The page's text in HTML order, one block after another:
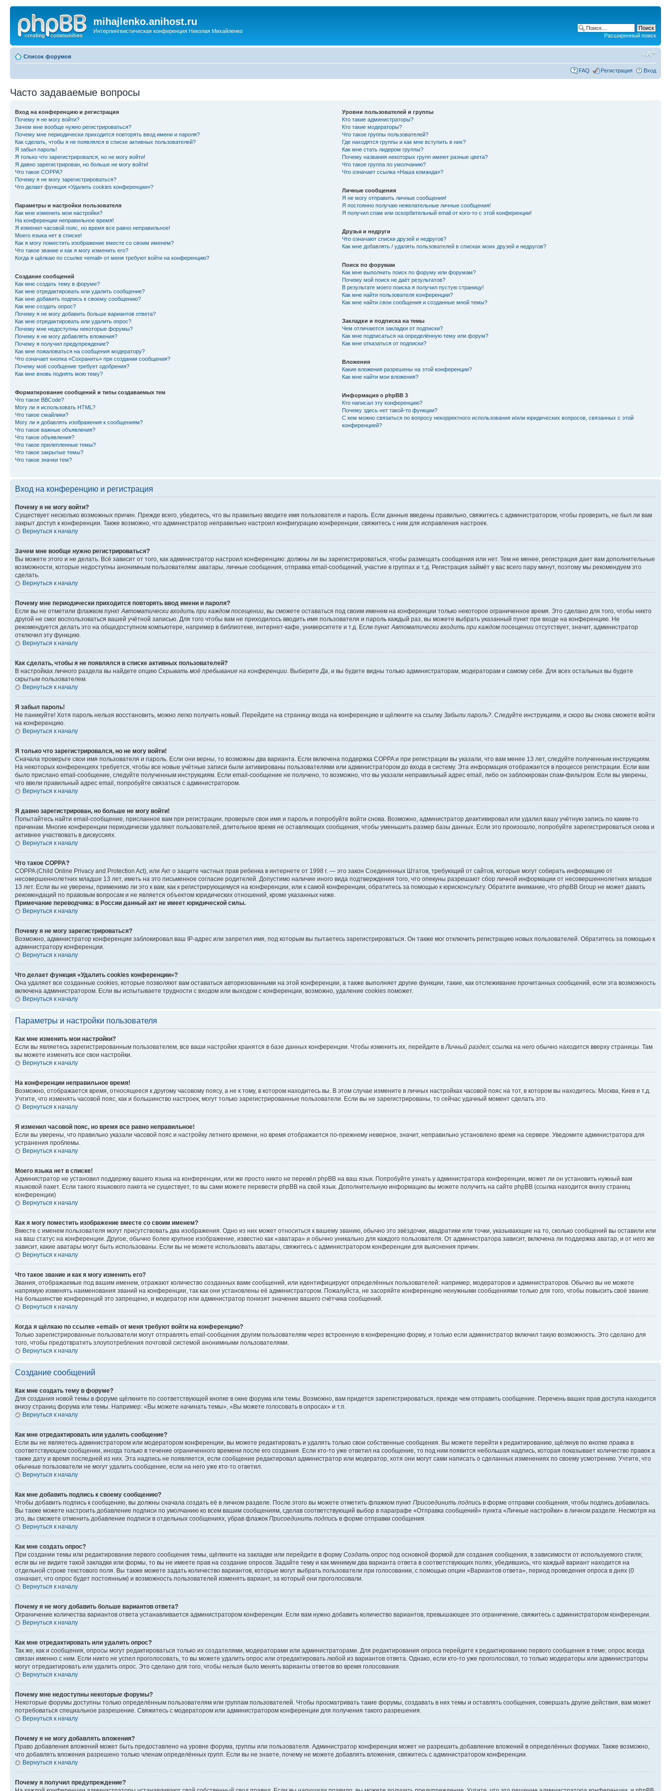
mihajlenko.anihost.ru
Интерлингвистическая конференция Николая Михайленко
Расширенный поиск
Список форумов
FAQ Регистрация Вход
Часто задаваемые вопросы
Вход на конференцию и регистрация
Почему я не могу войти?
Зачем мне вообще нужно регистрироваться?
Почему мне периодически приходится повторять ввод имени и пароля?
Как сделать, чтобы я не появлялся в списке активных пользователей?
Я забыл пароль!
Я только что зарегистрировался, но не могу войти!
Я давно зарегистрирован, но больше не могу войти!
Что такое COPPA?
Почему я не могу зарегистрироваться?
Что делает функция «Удалить cookies конференции»?
Параметры и настройки пользователя
Как мне изменить мои настройки?
На конференции неправильное время!
Я изменил часовой пояс, но время все равно неправильное!
Моего языка нет в списке!
Как я могу поместить изображение вместе со своим именем?
Что такое звание и как я могу изменить его?
Когда я щёлкаю по ссылке «email» от меня требуют войти на конференцию?
Создание сообщений
Как мне создать тему в форуме?
Как мне отредактировать или удалить сообщение?
Как мне добавить подпись к своему сообщению?
Как мне создать опрос?
Почему я не могу добавить больше вариантов ответа?
Как мне отредактировать или удалить опрос?
Почему мне недоступны некоторые форумы?
Почему я не могу добавлять вложения?
Почему я получил предупреждение?
Как мне пожаловаться на сообщения модератору?
Что означает кнопка «Сохранить» при создании сообщения?
Почему моё сообщение требует одобрения?
Как мне вновь поднять мою тему?
Форматирование сообщений и типы создаваемых тем
Что такое BBCode?
Могу ли я использовать HTML?
Что такое смайлики?
Могу ли я добавлять изображения к сообщениям?
Что такое важные объявления?
Что такое объявления?
Что такое прилепленные темы?
Что такое закрытые темы?
Что такое значки тем?
Уровни пользователей и группы
Кто такие администраторы?
Кто такие модераторы?
Что такое группы пользователей?
Где находятся группы и как мне вступить в них?
Как мне стать лидером группы?
Почему названия некоторых групп имеют разные цвета?
Что такое группа по умолчанию?
Что означает ссылка «Наша команда»?
Личные сообщения
Я не могу отправить личные сообщения!
Я постоянно получаю нежелательные личные сообщения!
Я получил спам или оскорбительный email от кого-то с этой конференции!
Друзья и недруги
Что означают списки друзей и недругов?
Как мне добавлять / удалять пользователей в списках моих друзей и недругов?
Поиск по форумам
Как мне выполнить поиск по форуму или форумам?
Почему мой поиск не даёт результатов?
В результате моего поиска я получил пустую страницу!
Как мне найти пользователя конференции?
Как мне найти свои сообщения и созданные мной темы?
Закладки и подписка на темы
Чем отличаются закладки от подписки?
Как мне подписаться на определённую тему или форум?
Как мне отказаться от подписки?
Вложения
Какие вложения разрешены на этой конференции?
Как мне найти мои вложения?
Информация о phpBB 3
Кто написал эту конференцию?
Почему здесь нет такой-то функции?
С кем можно связаться по вопросу некорректного использования и/или юридических вопросов, связанных с этой
конференцией?
Вход на конференцию и регистрация
Почему я не могу войти?
Существует несколько возможных причин. Прежде всего, убедитесь, что вы правильно вводите имя пользователя и пароль. Если данные введены правильно, свяжитесь с администратором, чтобы проверить, не был ли вам
закрыт доступ к конференции. Также возможно, что администратор неправильно настроил конфигурацию конференции, свяжитесь с ним для исправления настроек.
Вернуться к началу
Зачем мне вообще нужно регистрироваться?
Вы можете этого и не делать. Всё зависит от того, как администратор настроил конференцию: должны ли вы зарегистрироваться, чтобы размещать сообщения или нет. Тем не менее, регистрация дает вам дополнительные
возможности, которые недоступны анонимным пользователям: аватары, личные сообщения, отправка email-сообщений, участие в группах и т.д. Регистрация займёт у вас всего пару минут, поэтому мы рекомендуем это
сделать.
Вернуться к началу
Почему мне периодически приходится повторять ввод имени и пароля?
Если вы не отметили флажком пункт Автоматически входить при каждом посещении , вы сможете оставаться под своим именем на конференции только некоторое ограниченное время. Это сделано для того, чтобы никто
другой не смог воспользоваться вашей учётной записью. Для того чтобы вам не приходилось вводить имя пользователя и пароль каждый раз, вы можете выбрать указанный пункт при входе на конференцию. Не
рекомендуется делать это на общедоступном компьютере, например в библиотеке, интернет-кафе, университете и т.д. Если пункт Автоматически входить при каждом посещении отсутствует, значит, администратор
отключил эту функцию.
Вернуться к началу
Как сделать, чтобы я не появлялся в списке активных пользователей?
В настройках личного раздела вы найдете опцию Скрывать моё пребывание на конференции . Выберите Да , и вы будете видны только администраторам, модераторам и самому себе. Для всех остальных вы будете
скрытым пользователем.
Вернуться к началу
Я забыл пароль!
Не паникуйте! Хотя пароль нельзя восстановить, можно легко получить новый. Перейдите на страницу входа на конференцию и щёлкните на ссылку Забыли пароль? . Следуйте инструкциям, и скоро вы снова сможете войти
на конференцию.
Вернуться к началу
Я только что зарегистрировался, но не могу войти!
Сначала проверьте свои имя пользователя и пароль. Если они верны, то возможны два варианта. Если включена поддержка COPPA и при регистрации вы указали, что вам менее 13 лет, следуйте полученным инструкциям.
На некоторых конференциях требуется, чтобы все новые учётные записи были активированы пользователями или администратором до входа в систему. Эта информация отображается в процессе регистрации. Если вам
было прислано email-сообщение, следуйте полученным инструкциям. Если email-сообщение не получено, то возможно, что вы указали неправильный адрес email, либо он заблокирован спам-фильтром. Если вы уверены,
что ввели правильный адрес email, попробуйте связаться с администратором.
Вернуться к началу
Я давно зарегистрирован, но больше не могу войти!
Попытайтесь найти email-сообщение, присланное вам при регистрации, проверьте свои имя и пароль и попробуйте войти снова. Возможно, администратор деактивировал или удалил вашу учётную запись по каким-то
причинам. Многие конференции периодически удаляют пользователей, длительное время не оставляющих сообщения, чтобы уменьшить размер базы данных. Если это произошло, попробуйте зарегистрироваться снова и
активнее участвовать в дискуссиях.
Вернуться к началу
Что такое COPPA?
COPPA (Child Online Privacy and Protection Act), или Акт о защите частных прав ребенка в интернете от 1998 г. — это закон Соединенных Штатов, требующий от сайтов, которые могут собирать информацию от
несовершеннолетних младше 13 лет, иметь на это письменное согласие родителей. Допустимо наличие иного вида подтверждения того, что опекуны разрешают сбор личной информации от несовершеннолетних младше
13 лет. Если вы не уверены, применимо ли это к вам, как к регистрирующемуся на конференции, или к самой конференции, обратитесь за помощью к юрисконсульту. Обратите внимание, что phpBB Group не может давать
рекомендаций по правовым вопросам и не является объектом юридических отношений, кроме указанных ниже.
Примечание переводчика: в России данный акт не имеет юридической силы.
Вернуться к началу
Почему я не могу зарегистрироваться?
Возможно, администратор конференции заблокировал ваш IP-адрес или запретил имя, под которым вы пытаетесь зарегистрироваться. Он также мог отключить регистрацию новых пользователей. Обратитесь за помощью к
администратору конференции.
Вернуться к началу
Что делает функция «Удалить cookies конференции»?
Она удаляет все созданные cookies, которые позволяют вам оставаться авторизованными на этой конференции, а также выполняет другие функции, такие, как отслеживание прочитанных сообщений, если эта возможность
включена администратором. Если вы испытываете трудности с входом или выходом с конференции, возможно, удаление cookies поможет.
Вернуться к началу
Параметры и настройки пользователя
Как мне изменить мои настройки?
Если вы являетесь зарегистрированным пользователем, все ваши настройки хранятся в базе данных конференции. Чтобы изменить их, перейдите в Личный раздел; ссылка на него обычно находится вверху страницы. Там
вы можете изменить все свои настройки.
Вернуться к началу
На конференции неправильное время!
Возможно, отображается время, относящееся к другому часовому поясу, а не к тому, в котором находитесь вы. В этом случае измените в личных настройках часовой пояс на тот, в котором вы находитесь: Москва, Киев и т.д.
Учтите, что изменять часовой пояс, как и большинство настроек, могут только зарегистрированные пользователи. Если вы не зарегистрированы, то сейчас удачный момент сделать это.
Вернуться к началу
Я изменил часовой пояс, но время все равно неправильное!
Если вы уверены, что правильно указали часовой пояс и настройку летнего времени, но время отображается по-прежнему неверное, значит, неправильно установлено время на сервере. Уведомите администратора для
устранения проблемы.
Вернуться к началу
Моего языка нет в списке!
Администратор не установил поддержку вашего языка на конференции, или же просто никто не перевёл phpBB на ваш язык. Попробуйте узнать у администратора конференции, может ли он установить нужный вам
языковой пакет. Если такого языкового пакета не существует, то вы сами можете перевести phpBB на свой язык. Дополнительную информацию вы можете получить на сайте phpBB (ссылка находится внизу страниц
конференции)
Вернуться к началу
Как я могу поместить изображение вместе со своим именем?
Вместе с именем пользователя могут присутствовать два изображения. Одно из них может относиться к вашему званию, обычно это звёздочки, квадратики или точки, указывающие на то, сколько сообщений вы оставили или
на ваш статус на конференции. Другое, обычно более крупное изображение, известно как «аватара» и обычно уникально для каждого пользователя. От администратора зависит, включена ли поддержка аватар, и от него же
зависит, какие аватары могут быть использованы. Если вы не можете использовать аватары, свяжитесь с администратором конференции для выяснения причин.
Вернуться к началу
Что такое звание и как я могу изменить его?
Звания, отображаемые под вашим именем, отражают количество созданных вами сообщений, или идентифицируют определённых пользователей: например, модераторов и администраторов. Обычно вы не можете
напрямую изменять наименования званий на конференции, так как они установлены её администратором. Пожалуйста, не засоряйте конференцию ненужными сообщениями только для того, чтобы повысить своё звание.
На большинстве конференций это запрещено, и модератор или администратор понизят значение вашего счётчика сообщений.
Вернуться к началу
Когда я щёлкаю по ссылке «email» от меня требуют войти на конференцию?
Только зарегистрированные пользователи могут отправлять email-сообщения другим пользователям через встроенную в конференцию форму, и только если администратор включил такую возможность. Это сделано для
того, чтобы предотвратить злоупотребления почтовой системой анонимными пользователями.
Вернуться к началу
Создание сообщений
Как мне создать тему в форуме?
Для создания новой темы в форуме щёлкните по соответствующей кнопке в окне форума или темы. Возможно, вам придется зарегистрироваться, прежде чем отправить сообщение. Перечень ваших прав доступа находится
внизу страниц форума или темы. Например: «Вы можете начинать темы», «Вы можете голосовать в опросах» и т.п.
Вернуться к началу
Как мне отредактировать или удалить сообщение?
Если вы не являетесь администратором или модератором конференции, вы можете редактировать и удалять только свои собственные сообщения. Вы можете перейти к редактированию, щёлкнув по кнопке правка в
соответствующем сообщении, иногда только в течение ограниченного времени после его создания. Если кто-то уже ответил на сообщение, то под ним появится небольшая надпись, которая показывает количество правок а
также дату и время последней из них. Эта надпись не появляется, если сообщение редактировал администратор или модератор, хотя они могут сами написать о сделанных изменениях по своему усмотрению. Учтите, что
обычные пользователи не могут удалить сообщение, если на него уже кто-то ответил.
Вернуться к началу
Как мне добавить подпись к своему сообщению?
Чтобы добавить подпись к сообщению, вы должны сначала создать её в личном разделе. После этого вы можете отметить флажком пункт Присоединить подпись в форме отправки сообщения, чтобы подпись добавилась.
Вы также можете настроить добавление подписи по умолчанию ко всем вашим сообщениям, сделав соответствующий выбор в параграфе «Отправка сообщений» пункта «Личные настройки» в личном разделе. Несмотря на
это, вы сможете отменить добавление подписи в отдельных сообщениях, убрав флажок Присоединить подпись в форме отправки сообщения.
Вернуться к началу
Как мне создать опрос?
При создании темы или редактировании первого сообщения темы, щёлкните на закладке или перейдите в форму Создать опрос под основной формой для создания сообщения, в зависимости от используемого стиля;
если вы не видите такой закладки или формы, то вы не имеете прав на создание опросов. Задайте тему и как минимум два варианта ответа в соответствующих полях, убедившись, что каждый вариант находится на
отдельной строке текстового поля. Вы также можете задать количество вариантов, которые могут выбрать пользователи при голосовании, с помощью опции «Вариантов ответа», период проведения опроса в днях (0
означает, что опрос будет постоянным) и возможность пользователей изменять вариант, за который они проголосовали.
Вернуться к началу
Почему я не могу добавить больше вариантов ответа?
Ограничение количества вариантов ответа устанавливается администратором конференции. Если вам нужно добавить количество вариантов, превышающее это ограничение, свяжитесь с администратором конференции.
Вернуться к началу
Как мне отредактировать или удалить опрос?
Так же, как и сообщения, опросы могут редактироваться только их создателями, модераторами или администраторами. Для редактирования опроса перейдите к редактированию первого сообщения в теме; опрос всегда
связан именно с ним. Если никто не успел проголосовать, то вы можете удалить опрос или отредактировать любой из вариантов ответа. Однако, если кто-то уже проголосовал, то только модераторы или администраторы
могут отредактировать или удалить опрос. Это сделано для того, чтобы нельзя было менять варианты ответов во время голосования.
Вернуться к началу
Почему мне недоступны некоторые форумы?
Некоторые форумы доступны только определённым пользователям или группам пользователей. Чтобы просматривать такие форумы, создавать в них темы и оставлять сообщения, совершать другие действия, вам может
потребоваться специальное разрешение. Свяжитесь с модератором или администратором конференции для получения такого разрешения.
Вернуться к началу
Почему я не могу добавлять вложения?
Право добавления вложений может быть предоставлено на уровне форума, группы или пользователя. Администратор конференции может не разрешить добавление вложений в определённых форумах. Также возможно,
что добавлять вложения разрешено только членам определённых групп. Если вы не знаете, почему не можете добавлять вложения, свяжитесь с администратором конференции.
Вернуться к началу
Почему я получил предупреждение?